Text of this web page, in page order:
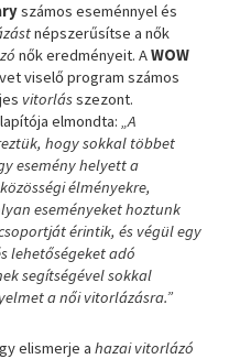
számos eseménnyel és
népszerűsítse a nők
nők eredményeit. AWOW
viselő program számos
vitorlásszezont.
elmondta:„A
hogy sokkal többet
esemény helyett a
élményekre,
eseményeket hoztunk
érintik, és végül egy
lehetőségeket adó
segítségével sokkal
a női vitorlázásra.”
elismerje ahazai vitorlázó